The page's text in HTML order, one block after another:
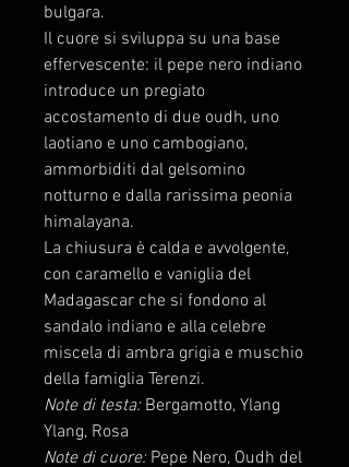
bulgara.
Il cuore si sviluppa su una base
effervescente: il pepe nero indiano
introduce un pregiato
accostamento di due oudh, uno
laotiano e uno cambogiano,
ammorbiditi dal gelsomino
notturno e dalla rarissima peonia
himalayana.
La chiusura è calda e avvolgente,
con caramello e vaniglia del
Madagascar che si fondono al
sandalo indiano e alla celebre
miscela di ambra grigia e muschio
della famiglia Terenzi.
Note di testa:Bergamotto, Ylang
Ylang, Rosa
Note di cuore:Pepe Nero, Oudh del